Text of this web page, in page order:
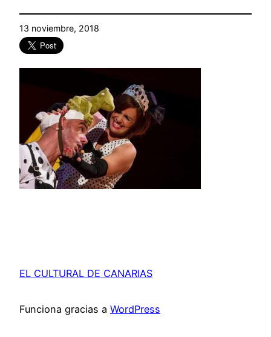
13 noviembre, 2018
EL CULTURAL DE CANARIAS
Funciona gracias a WordPress